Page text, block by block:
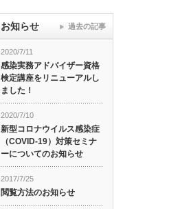
お知らせ
2020/7/11
感染実務アドバイザー資格
検定講座をリニューアルし
ました！
2020/7/10
新型コロナウイルス感染症
（COVID-19）対策セミナ
ーについてのお知らせ
2017/7/25
閲覧方法のお知らせ
過去の記事